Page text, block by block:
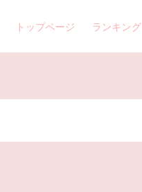
トップページ ランキング